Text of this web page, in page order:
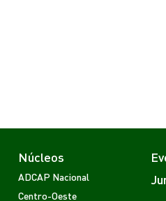
Núcleos
ADCAP Nacional
Centro-Oeste